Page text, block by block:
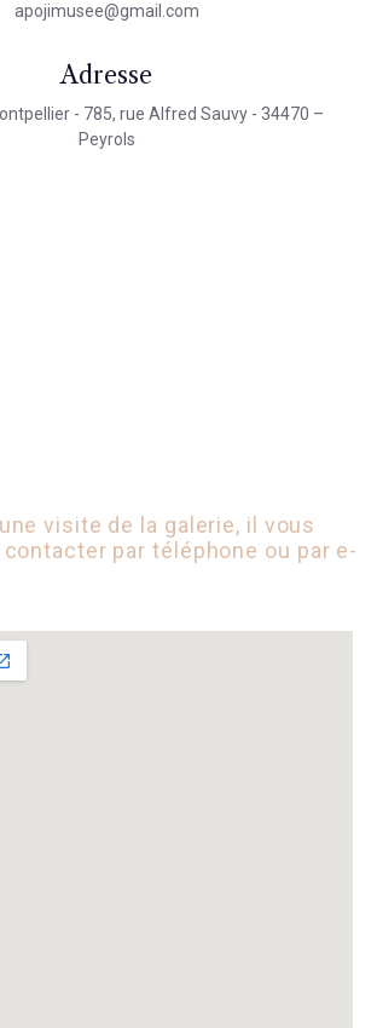
apojimusee@gmail.com
Adresse
- 785, rue Alfred Sauvy - 34470 –
Peyrols
visite de la galerie, il vous
par téléphone ou par e-